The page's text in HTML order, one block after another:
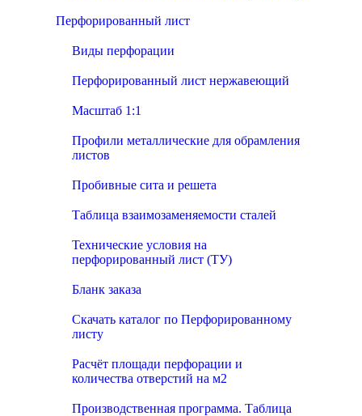
Перфорированный лист
Виды перфорации
Перфорированный лист нержавеющий
Масштаб 1:1
Профили металлические для обрамления
листов
Пробивные сита и решета
Таблица взаимозаменяемости сталей
Технические условия на
перфорированный лист (ТУ)
Бланк заказа
Скачать каталог по Перфорированному
листу
Расчёт площади перфорации и
количества отверстий на м2
Производственная программа. Таблица